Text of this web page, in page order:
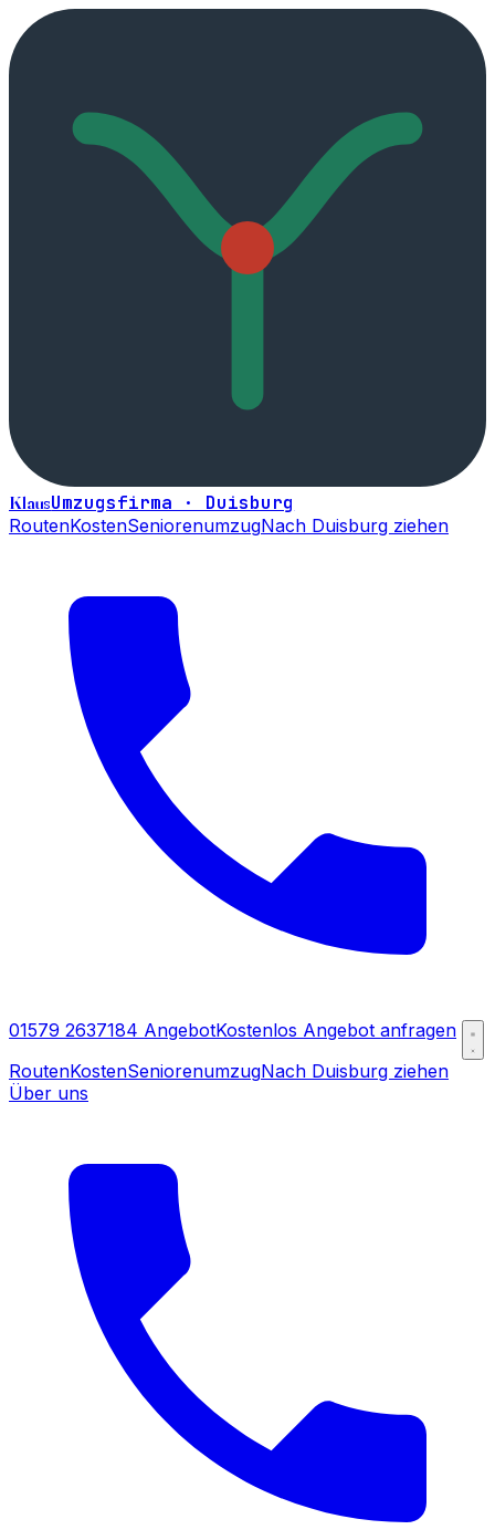
KlausUmzugsfirma · Duisburg
RoutenKostenSeniorenumzugNach Duisburg ziehen
01579 2637184 AngebotKostenlos Angebot anfragen
RoutenKostenSeniorenumzugNach Duisburg ziehen
Über uns